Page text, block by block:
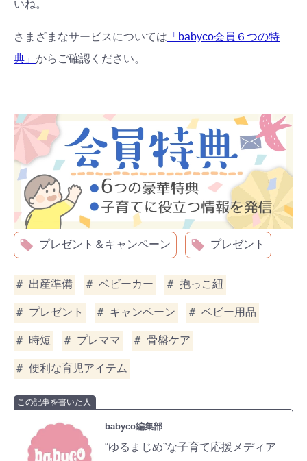
いね。
さまざまなサービスについては 「babyco会員６つの特
典」 からご確認ください。
プレゼント＆キャンペーン プレゼント
出産準備 ベビーカー 抱っこ紐
プレゼント キャンペーン ベビー用品
時短 プレママ 骨盤ケア
便利な育児アイテム
この記事を書いた人
babyco編集部
“ゆるまじめ”な子育て応援メディア